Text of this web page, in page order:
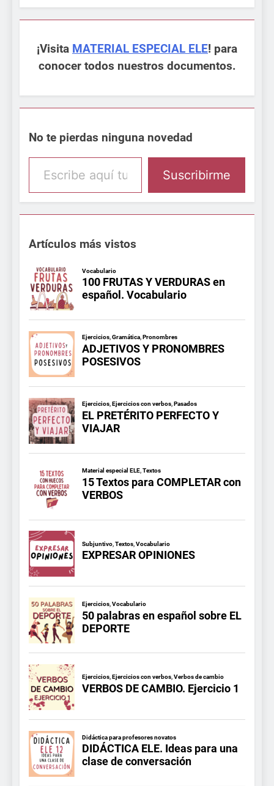
¡Visita MATERIAL ESPECIAL ELE! para
conocer todos nuestros documentos.
No te pierdas ninguna novedad
Escribe aquí tu email
Suscribirme
Artículos más vistos